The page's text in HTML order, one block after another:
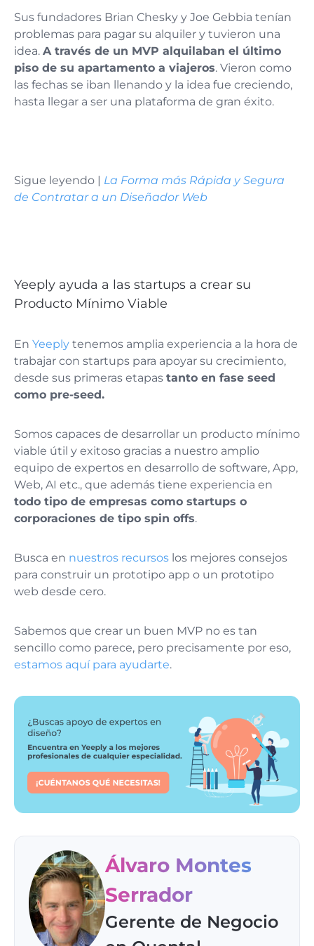
Sus fundadores Brian Chesky y Joe Gebbia tenían
problemas para pagar su alquiler y tuvieron una
idea. A través de un MVP alquilaban el último
piso de su apartamento a viajeros. Vieron como
las fechas se iban llenando y la idea fue creciendo,
hasta llegar a ser una plataforma de gran éxito.
Sigue leyendo |
La Forma más Rápida y Segura
de Contratar a un Diseñador Web
Yeeply ayuda a las startups a crear su
Producto Mínimo Viable
En Yeeply tenemos amplia experiencia a la hora de
trabajar con startups para apoyar su crecimiento,
desde sus primeras etapas tanto en fase seed
como pre-seed.
Somos capaces de desarrollar un producto mínimo
viable útil y exitoso gracias a nuestro amplio
equipo de expertos en desarrollo de software, App,
Web, AI etc., que además tiene experiencia en
todo tipo de empresas como startups o
corporaciones de tipo spin offs.
Busca en nuestros recursos los mejores consejos
para construir un prototipo app o un prototipo
web desde cero.
Sabemos que crear un buen MVP no es tan
sencillo como parece, pero precisamente por eso,
estamos aquí para ayudarte.
Álvaro Montes
Serrador
Gerente de Negocio